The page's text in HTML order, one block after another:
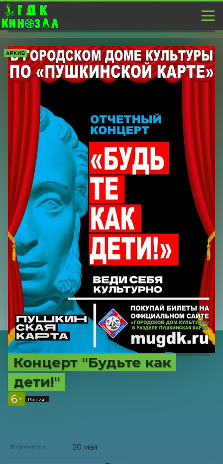
АРХИВ
Концерт "Будьте как
дети!"
6 + Россия
В прокате с 20 мая